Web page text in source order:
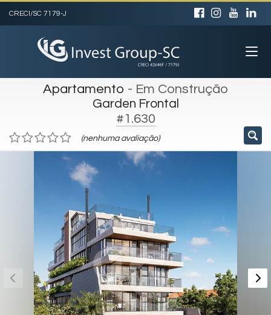
CRECI/SC 7179-J
Apartamento - Em Construção
Garden Frontal
#1.630
(nenhuma avaliação)